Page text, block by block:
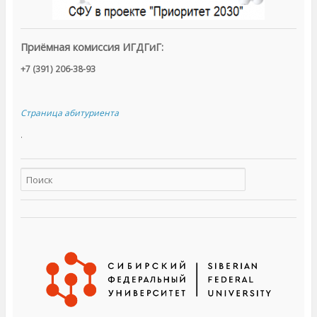
к
н
е
Приёмная комиссия ИГДГиГ:
+7 (391) 206-38-93
Страница абитуриента
.